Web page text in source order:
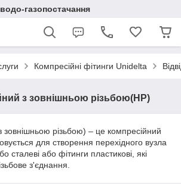
газопостачання
Компресійні фітинги Unidelta
з зовнішньою різьбою(НР)
різьбою) – це компресійний
для створення перехідного вузла
сталеві або фітинги пластикові, які
з'єднання.